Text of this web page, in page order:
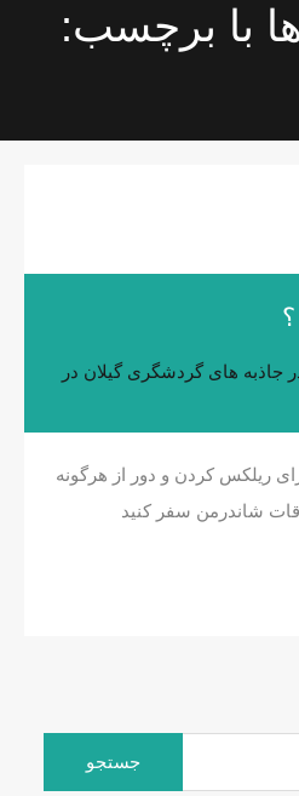
با برچسب:
جاذبه های گردشگری گیلان در
ریلکس کردن و دور از هرگونه
شاندرمن سفر کنید